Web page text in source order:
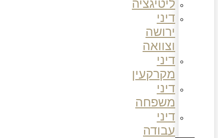
ליטיגציה
דיני
ירושה
וצוואה
דיני
מקרקעין
דיני
משפחה
דיני
עבודה